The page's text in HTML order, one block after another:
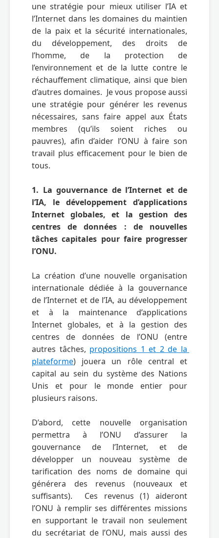
une stratégie pour mieux utiliser l’IA et
l’Internet dans les domaines du maintien
de la paix et la sécurité internationales,
du développement, des droits de
l’homme, de la protection de
l’environnement et de la lutte contre le
réchauffement climatique, ainsi que bien
d’autres domaines.  Je vous propose aussi
une stratégie pour générer les revenus
nécessaires, sans faire appel aux États
membres (qu’ils soient riches ou
pauvres), afin d’aider l’ONU à faire son
travail plus efficacement pour le bien de
tous.
1. La gouvernance de l’Internet et de
l’IA, le développement d’applications
Internet globales, et la gestion des
centres de données : de nouvelles
tâches capitales pour faire progresser
l’ONU.
La création d’une nouvelle organisation
internationale dédiée à la gouvernance
de l’Internet et de l’IA, au développement
et à la maintenance d’applications
Internet globales, et à la gestion des
centres de données de l’ONU (entre
autres tâches, propositions 1 et 2 de la
plateforme) jouera un rôle central et
capital au sein du système des Nations
Unis et pour le monde entier pour
plusieurs raisons.
D’abord, cette nouvelle organisation
permettra à l’ONU d’assurer la
gouvernance de l’Internet, et de
développer un nouveau système de
tarification des noms de domaine qui
générera des revenus (nouveaux et
suffisants).  Ces revenus (1) aideront
l’ONU à remplir ses différentes missions
en supportant le travail non seulement
du secrétariat de l’ONU, mais aussi des